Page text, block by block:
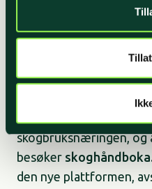
Inntektene fra
oppdatering av innhold
Skogselskapet vil stå
– Vi håper at den nye
Skoghåndboka blir et
skogbruksnæringen, og
besøker
den nye plattformen,